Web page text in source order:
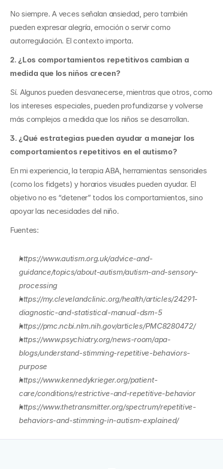
No siempre. A veces señalan ansiedad, pero también
pueden expresar alegría, emoción o servir como
autorregulación. El contexto importa.
2. ¿Los comportamientos repetitivos cambian a
medida que los niños crecen?
Sí. Algunos pueden desvanecerse, mientras que otros, como
los intereses especiales, pueden profundizarse y volverse
más complejos a medida que los niños se desarrollan.
3. ¿Qué estrategias pueden ayudar a manejar los
comportamientos repetitivos en el autismo?
En mi experiencia, la terapia ABA, herramientas sensoriales
(como los fidgets) y horarios visuales pueden ayudar. El
objetivo no es “detener” todos los comportamientos, sino
apoyar las necesidades del niño.
Fuentes:
https://www.autism.org.uk/advice-and-
guidance/topics/about-autism/autism-and-sensory-
processing
https://my.clevelandclinic.org/health/articles/24291-
diagnostic-and-statistical-manual-dsm-5
https://pmc.ncbi.nlm.nih.gov/articles/PMC8280472/
https://www.psychiatry.org/news-room/apa-
blogs/understand-stimming-repetitive-behaviors-
purpose
https://www.kennedykrieger.org/patient-
care/conditions/restrictive-and-repetitive-behavior
https://www.thetransmitter.org/spectrum/repetitive-
behaviors-and-stimming-in-autism-explained/